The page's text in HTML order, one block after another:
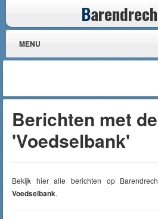
B
MENU
Berichten met
'Voedselbank'
Bekijk hier alle berichten op
Voedselbank.